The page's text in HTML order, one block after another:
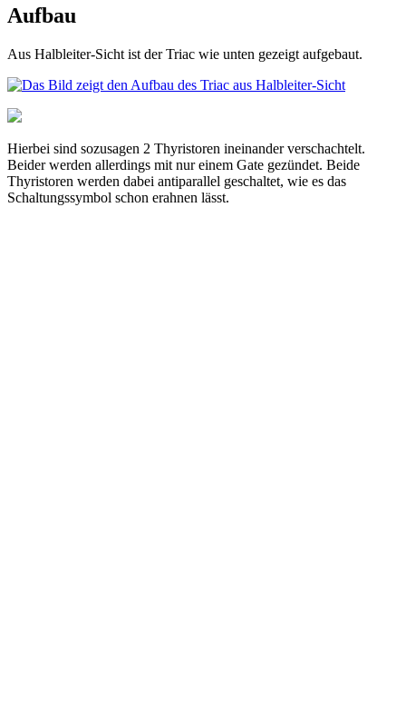
Aufbau
Aus Halbleiter-Sicht ist der Triac wie unten gezeigt aufgebaut.
Hierbei sind sozusagen 2 Thyristoren ineinander verschachtelt.
Beider werden allerdings mit nur einem Gate gezündet. Beide
Thyristoren werden dabei antiparallel geschaltet, wie es das
Schaltungssymbol schon erahnen lässt.